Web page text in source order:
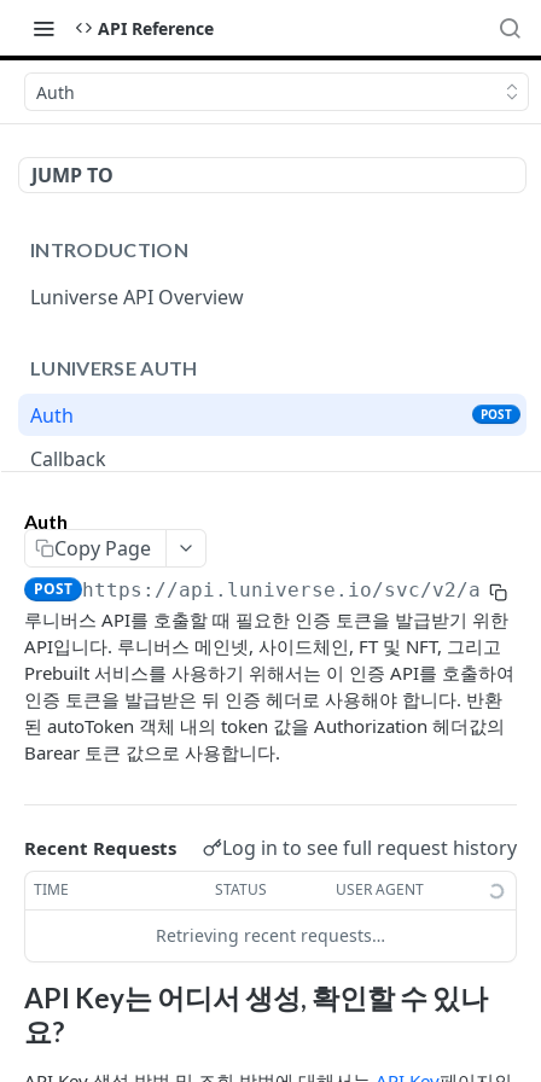
API Reference
Auth
JUMP TO
INTRODUCTION
Luniverse API Overview
LUNIVERSE AUTH
Auth POST
Callback
LUNIVERSE MAINNET
Account
getBalance
GET
getNextNonce GET
Transaction
generateRawTransferTx
GET
signRemotely POST
submitSignedTransaction
LUNIVERSE SIDECHAIN
Account(DEOA)
getTxActionHistory GET
getTxActionUsage GET
submitSignedTransaction
getTxActionReceipt GET
LUNIVERSE FT
Mainnet Token(MT)
allowDelegatedGasPaymentForMainTokenTra
nsactions
generateRawTransferTx
Sidechain Token(ST)
getBalance
Token Swap & Redemption
How to Swap MT to ST
Auth
Copy Page
POST https://api.luniverse.io/svc/v2/auth-
루니버스 API를 호출할 때 필요한 인증 토큰을 발급받기 위한
API입니다. 루니버스 메인넷, 사이드체인, FT 및 NFT, 그리고
Prebuilt 서비스를 사용하기 위해서는 이 인증 API를 호출하여
인증 토큰을 발급받은 뒤 인증 헤더로 사용해야 합니다. 반환
된 autoToken 객체 내의 token 값을 Authorization 헤더값의
Barear 토큰 값으로 사용합니다.
Recent Requests Log in to see full request history
TIME STATUS USER AGENT
Retrieving recent requests…
API Key는 어디서 생성, 확인할 수 있나
요?